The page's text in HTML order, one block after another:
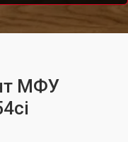
МФУ